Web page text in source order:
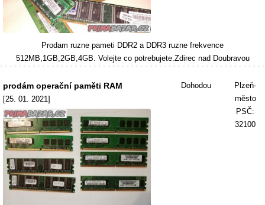
Prodam ruzne pameti DDR2 a DDR3 ruzne frekvence
512MB,1GB,2GB,4GB. Volejte co potrebujete.Zdirec nad Doubravou
prodám operační paměti RAM
[25. 01. 2021]
Dohodou
Plzeň-
město
PSČ:
32100